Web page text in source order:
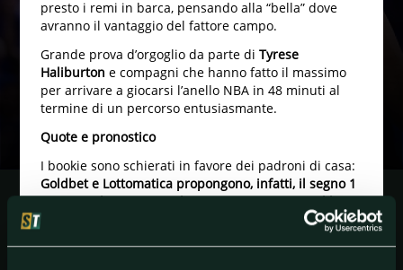
presto i remi in barca, pensando alla “bella” dove
avranno il vantaggio del fattore campo.
Grande prova d’orgoglio da parte di Tyrese
Haliburton e compagni che hanno fatto il massimo
per arrivare a giocarsi l’anello NBA in 48 minuti al
termine di un percorso entusiasmante.
Quote e pronostico
I bookie sono schierati in favore dei padroni di casa:
Goldbet e Lottomatica propongono, infatti, il segno 1
TaT (supplementari inclusi) a 1,35, mentre Sisal lo
offre a 1,33.
Il nostro pronostico?I Pacers non vanno sottovalutati,